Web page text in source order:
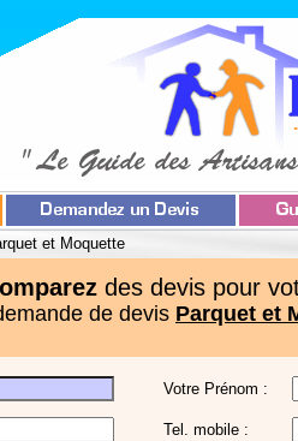
et Moquette
des devis pour
de devis Parquet et
Votre Prénom :
Tel. mobile :